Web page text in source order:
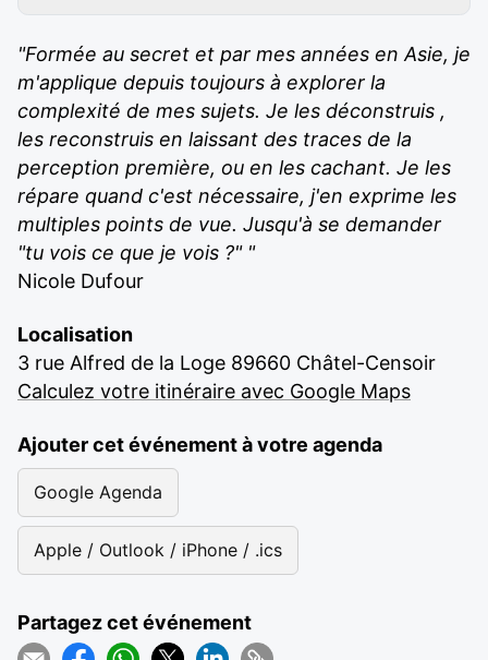
"Formée au secret et par mes années en Asie, je
m'applique depuis toujours à explorer la
complexité de mes sujets. Je les déconstruis ,
les reconstruis en laissant des traces de la
perception première, ou en les cachant. Je les
répare quand c'est nécessaire, j'en exprime les
multiples points de vue. Jusqu'à se demander
"tu vois ce que je vois ?" "
Nicole Dufour
Localisation
3 rue Alfred de la Loge 89660 Châtel-Censoir
Calculez votre itinéraire avec Google Maps
Ajouter cet événement à votre agenda
Google Agenda
Apple / Outlook / iPhone / .ics
Partagez cet événement